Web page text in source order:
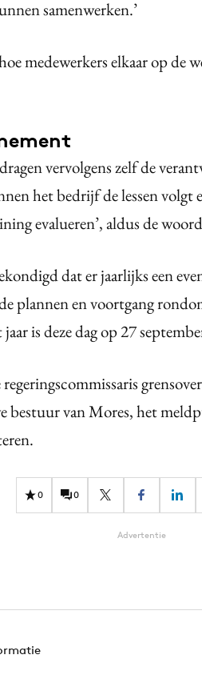
samenwerken.’
medewerkers elkaar op de
vervolgens zelf de
het bedrijf de lessen
evalueren’, aldus de
dat er jaarlijks een
plannen en voortgang
is deze dag op 27
bestuur van Mores, het
0 0
Advertentie